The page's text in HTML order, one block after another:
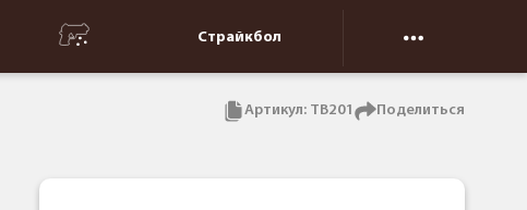
Страйкбол
Артикул: TB201 Поделиться